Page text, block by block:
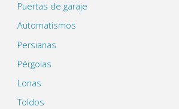
Puertas de garaje
Automatismos
Persianas
Pérgolas
Lonas
Toldos